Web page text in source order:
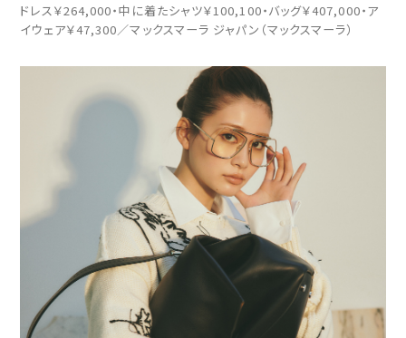
ドレス￥264,000・中に着たシャツ￥100,100・バッグ￥407,000・ア
イウェア￥47,300／マックスマーラ ジャパン（マックスマーラ）